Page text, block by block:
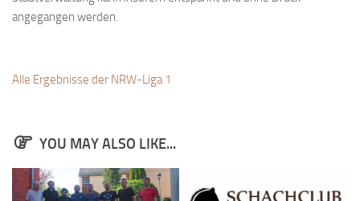
angegangen werden.
Alle Ergebnisse der NRW-Liga 1
YOU MAY ALSO LIKE...